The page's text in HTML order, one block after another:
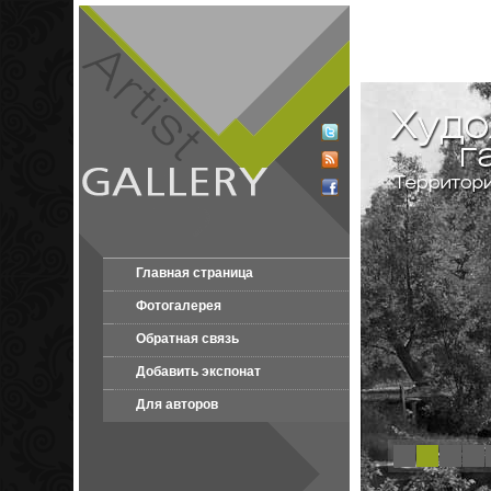
Главная страница
Фотогалерея
Обратная связь
Добавить экспонат
Для авторов